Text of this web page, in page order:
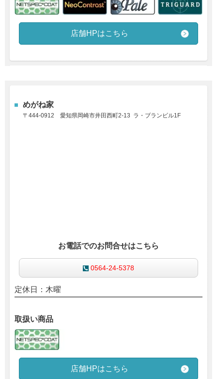
店舗HPはこちら
めがね家
〒444-0912 愛知県岡崎市井田西町2-13 ラ・ブランビル1F
お電話でのお問合せはこちら
0564-24-5378
定休日：木曜
取扱い商品
店舗HPはこちら